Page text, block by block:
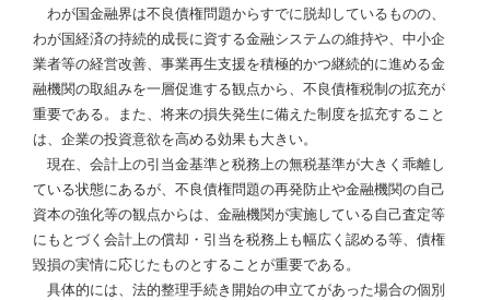
わが国金融界は不良債権問題からすでに脱却しているものの、
わが国経済の持続的成長に資する金融システムの維持や、中小企
業者等の経営改善、事業再生支援を積極的かつ継続的に進める金
融機関の取組みを一層促進する観点から、不良債権税制の拡充が
重要である。また、将来の損失発生に備えた制度を拡充すること
は、企業の投資意欲を高める効果も大きい。
現在、会計上の引当金基準と税務上の無税基準が大きく乖離し
ている状態にあるが、不良債権問題の再発防止や金融機関の自己
資本の強化等の観点からは、金融機関が実施している自己査定等
にもとづく会計上の償却・引当を税務上も幅広く認める等、債権
毀損の実情に応じたものとすることが重要である。
具体的には、法的整理手続き開始の申立てがあった場合の個別